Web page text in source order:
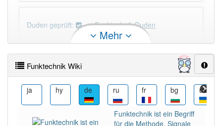
Duden geprüft: Funktechnik Duden
PowerIndex:13
Häufigkeit: 4 von 10
Mehr
Funktechnik Wiki
ja hy de ru fr bg uk
Funktechnik ist ein Begriff
für die Methode, Signale